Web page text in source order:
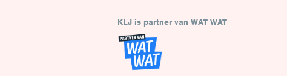
KLJ is partner van WAT WAT